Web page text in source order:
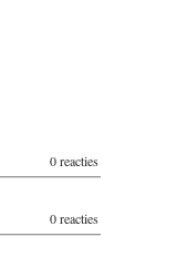
0 reacties
0 reacties